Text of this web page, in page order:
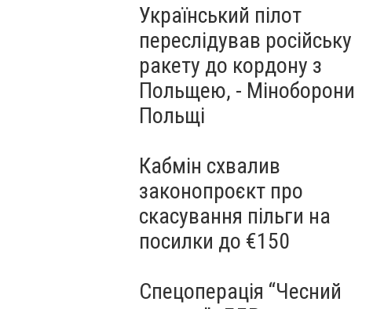
Український пілот
переслідував російську
ракету до кордону з
Польщею, - Міноборони
Польщі
Кабмін схвалив
законопроєкт про
скасування пільги на
посилки до €150
Спецоперація “Чесний